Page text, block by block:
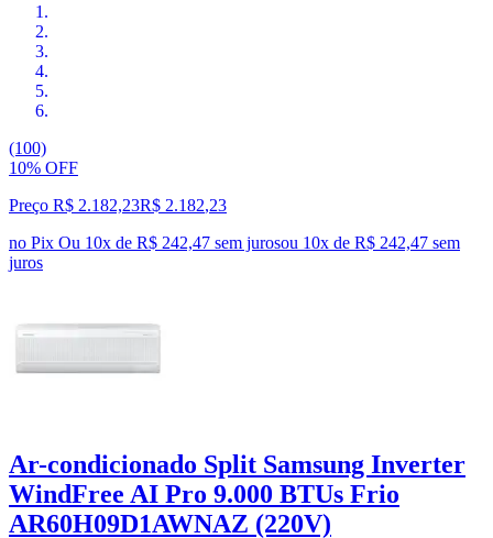
(100)
10% OFF
Preço R$ 2.182,23R$ 2.182,23
no Pix Ou 10x de R$ 242,47 sem jurosou 10x de R$ 242,47 sem
juros
Ar-condicionado Split Samsung Inverter
WindFree AI Pro 9.000 BTUs Frio
AR60H09D1AWNAZ (220V)